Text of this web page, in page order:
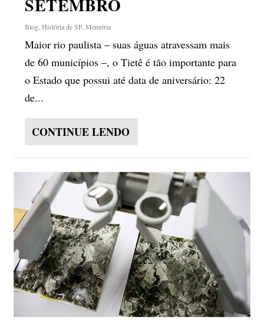
SETEMBRO
Blog,História de SP,Memória
Maior rio paulista – suas águas atravessam mais
de 60 municípios –, o Tietê é tão importante para
o Estado que possui até data de aniversário: 22
de...
CONTINUE LENDO